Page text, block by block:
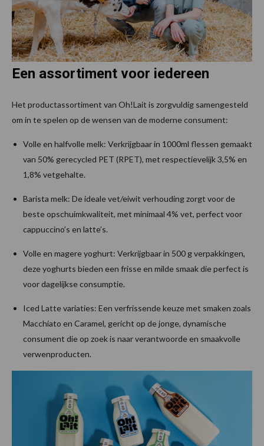
Een assortiment voor iedereen
Het productassortiment van Oh!Lait is zorgvuldig samengesteld
om in te spelen op de wensen van de moderne consument:
Volle en halfvolle melk: Verkrijgbaar in 1000ml flessen gemaakt
van 50% gerecycled PET (RPET), met respectievelijk 3,5% en
1,8% vetgehalte.
Barista melk: De ideale vet/eiwit verhouding zorgt voor de
beste opschuimkwaliteit, met minimaal 4% vet, perfect voor
cappuccino’s en latte’s.
Volle en magere yoghurt: Verkrijgbaar in 500 g verpakkingen,
deze yoghurts bieden een frisse en milde smaak die perfect is
voor dagelijkse consumptie.
Iced Latte variaties: Een verfrissende keuze met smaken zoals
Macchiato en Caramel, gericht op de jonge, dynamische
consument die op zoek is naar verantwoorde en smaakvolle
verwenproducten.